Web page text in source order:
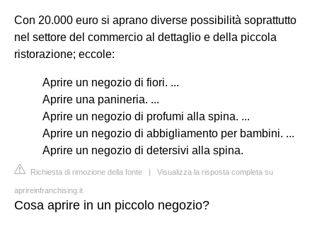
Con 20.000 euro si aprano diverse possibilità soprattutto
nel settore del commercio al dettaglio e della piccola
ristorazione; eccole:
Aprire un negozio di fiori. ...
Aprire una panineria. ...
Aprire un negozio di profumi alla spina. ...
Aprire un negozio di abbigliamento per bambini. ...
Aprire un negozio di detersivi alla spina.
Richiesta di rimozione della fonte | Visualizza la risposta completa su
aprireinfranchising.it
Cosa aprire in un piccolo negozio?